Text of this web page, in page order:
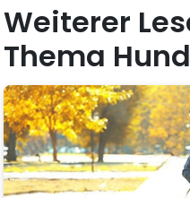
Weiterer
Thema